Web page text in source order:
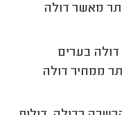
מאשר דולה
דולה בערים
ממחיר דולה